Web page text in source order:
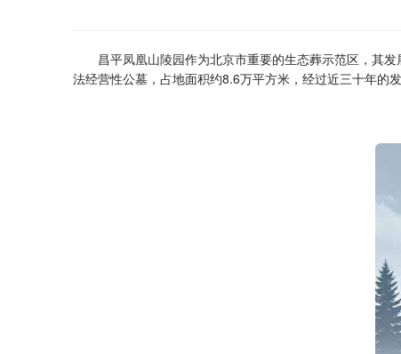
昌平凤凰山陵园作为北京市重要的生态葬示范区，其
法经营性公墓，占地面积约8.6万平方米，经过近三十年的